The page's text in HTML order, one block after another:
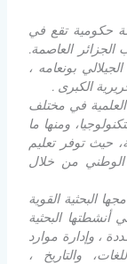
حكومية تقع في
العاصمة.
الجيلالي بونعامه ،
الكبرى .
في مختلف
ومنها ما
حيث توفر تعليم
الوطني من خلال
البحثية القوية
أنشطتها البحثية
، وإدارة موارد
والتاريخ ،